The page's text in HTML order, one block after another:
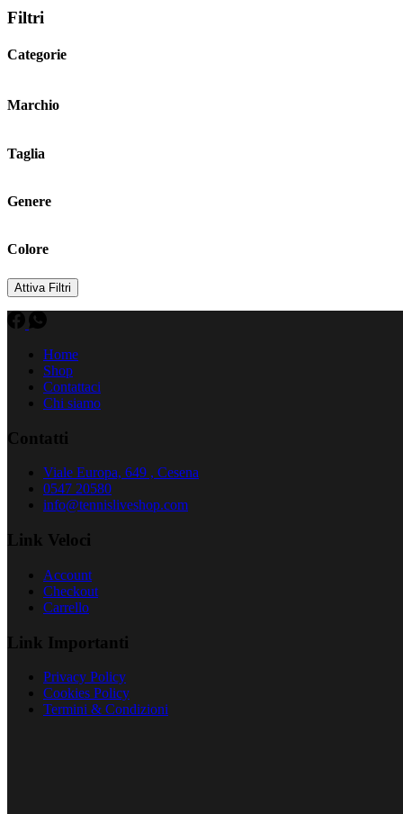
Filtri
Categorie
Marchio
Taglia
Genere
Colore
Attiva Filtri
Home
Shop
Contattaci
Chi siamo
Contatti
Viale Europa, 649 , Cesena
0547 20580
info@tennisliveshop.com
Link Veloci
Account
Checkout
Carrello
Link Importanti
Privacy Policy
Cookies Policy
Termini & Condizioni